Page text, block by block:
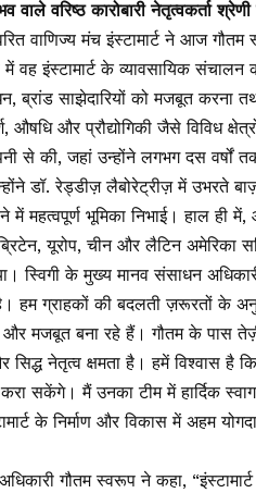
वरिष्ठ कारोबारी नेतृत्वकर्ता श्रेणी
वाणिज्य मंच इंस्टामार्ट ने आज
वह इंस्टामार्ट के व्यावसायिक
ब्रांड साझेदारियों को मजबूत करना
औषधि और प्रौद्योगिकी जैसे विविध
की, जहां उन्होंने लगभग दस वर्षों तक
डॉ. रेड्डीज़ लैबोरेट्रीज़ में उभरते
महत्वपूर्ण भूमिका निभाई। हाल ही में,
यूरोप, चीन और लैटिन अमेरिका
स्विगी के मुख्य मानव संसाधन
हम ग्राहकों की बदलती ज़रूरतों के
और मजबूत बना रहे हैं। गौतम के पास
नेतृत्व क्षमता है। हमें विश्वास
सकेंगे। मैं उनका टीम में हार्दिक
के निर्माण और विकास में अहम
गौतम स्वरूप ने कहा,